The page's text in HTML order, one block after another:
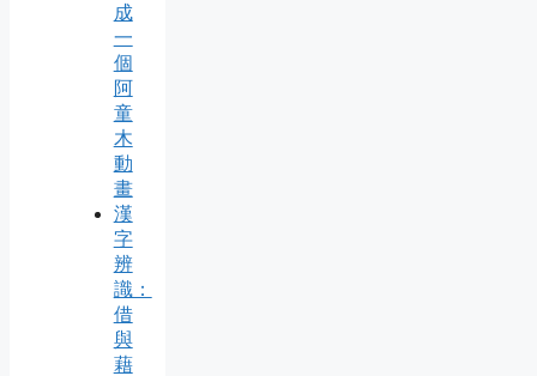
成
一
個
阿
童
木
動
畫
漢
字
辨
識：
借
與
藉